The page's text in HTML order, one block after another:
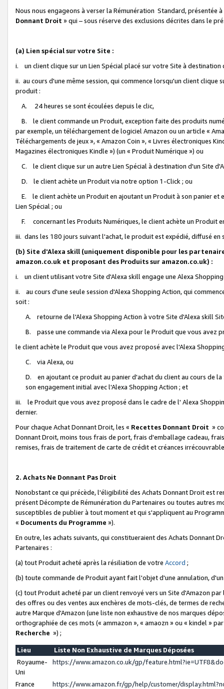
Nous nous engageons à verser la Rémunération Standard, présentée
Donnant Droit » qui – sous réserve des exclusions décrites dans le
(a) Lien spécial sur votre Site :
i. un client clique sur un Lien Spécial placé sur votre Site à destination
ii. au cours d'une même session, qui commence lorsqu'un client
produit :
A. 24 heures se sont écoulées depuis le clic,
B. le client commande un Produit, exception faite des produits
par exemple, un téléchargement de logiciel Amazon ou un article «
Téléchargements de jeux », « Amazon Coin », « Livres électroniques
Magazines électroniques Kindle ») (un « Produit Numérique ») ou
C. le client clique sur un autre Lien Spécial à destination d'un Site
D. le client achète un Produit via notre option 1-Click ; ou
E. le client achète un Produit en ajoutant un Produit à son panier et
Lien Spécial ; ou
F. concernant les Produits Numériques, le client achète un Produit
iii. dans les 180 jours suivant l'achat, le produit est expédié, diffusé
(b) Site d'Alexa skill (uniquement disponible pour les
amazon.co.uk et proposant des Produits sur amazon.co.uk) :
i. un client utilisant votre Site d'Alexa skill engage une Alexa
ii. au cours d'une seule session d'Alexa Shopping Action, qui
soit :
A. retourne de l'Alexa Shopping Action à votre Site d'Alexa skill
B. passe une commande via Alexa pour le Produit que vous avez
le client achète le Produit que vous avez proposé avec l'Alexa
C. via Alexa, ou
D. en ajoutant ce produit au panier d'achat du client au cours de
son engagement initial avec l'Alexa Shopping Action ; et
iii. le Produit que vous avez proposé dans le cadre de l' Alexa
dernier.
Pour chaque Achat Donnant Droit, les « Recettes Donnant Droit »
Donnant Droit, moins tous frais de port, frais d'emballage cadeau,
remises, frais de traitement de carte de crédit et créances
2. Achats Ne Donnant Pas Droit
Nonobstant ce qui précède, l'éligibilité des Achats Donnant Droit est
présent Décompte de Rémunération du Partenaires ou toutes autres
susceptibles de publier à tout moment et qui s'appliquent au
« Documents du Programme »).
En outre, les achats suivants, qui constitueraient des Achats Donnant
Partenaires :
(a) tout Produit acheté après la résiliation de votre Accord ;
(b) toute commande de Produit ayant fait l'objet d'une annulation,
(c) tout Produit acheté par un client renvoyé vers un Site d'Amazon
des offres ou des ventes aux enchères de mots-clés, de termes de
autre Marque d'Amazon (une liste non exhaustive de nos marques
orthographiée de ces mots (« ammazon », « amaozn » ou « kindel »
Recherche ») ;
Lieu
Liste Non Exhaustive de Marques Déposées
Royaume-
Uni
https://www.amazon.co.uk/gp/
France
https://www.amazon.fr/gp/help/customer/